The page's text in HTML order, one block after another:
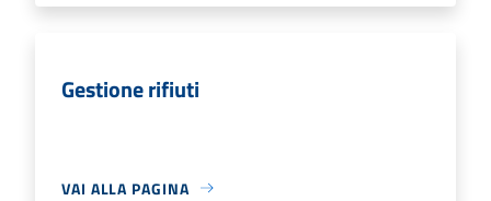
Gestione rifiuti
VAI ALLA PAGINA